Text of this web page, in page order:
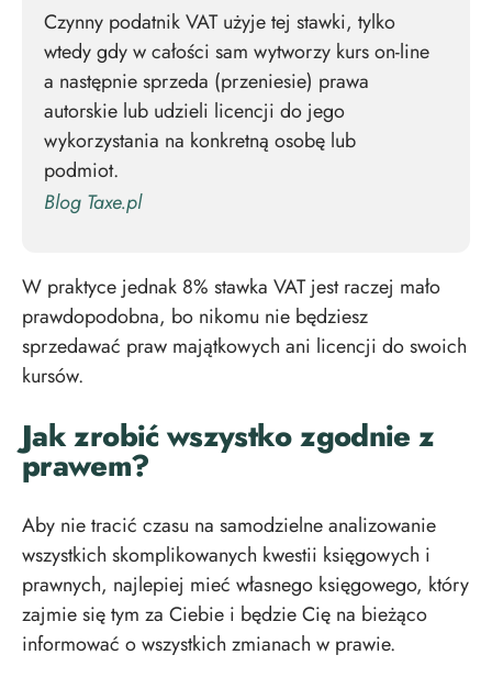
Czynny podatnik VAT użyje tej stawki, tylko
wtedy gdy w całości sam wytworzy kurs on-line
a następnie sprzeda (przeniesie) prawa
autorskie lub udzieli licencji do jego
wykorzystania na konkretną osobę lub
podmiot.
Blog Taxe.pl
W praktyce jednak 8% stawka VAT jest raczej mało
prawdopodobna, bo nikomu nie będziesz
sprzedawać praw majątkowych ani licencji do swoich
kursów.
Jak zrobić wszystko zgodnie z
prawem?
Aby nie tracić czasu na samodzielne analizowanie
wszystkich skomplikowanych kwestii księgowych i
prawnych, najlepiej mieć własnego księgowego, który
zajmie się tym za Ciebie i będzie Cię na bieżąco
informować o wszystkich zmianach w prawie.